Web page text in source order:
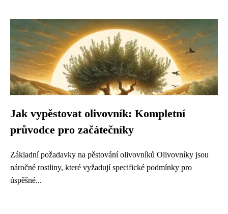
Jak vypěstovat olivovník: Kompletní
průvodce pro začátečníky
Základní požadavky na pěstování olivovníků Olivovníky jsou
náročné rostliny, které vyžadují specifické podmínky pro
úspěšné...